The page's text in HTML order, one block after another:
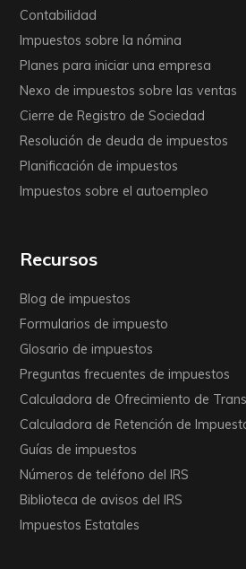
Contabilidad
Impuestos sobre la nómina
Planes para iniciar una empresa
Nexo de impuestos sobre las ventas
Cierre de Registro de Sociedad
Resolución de deuda de impuestos
Planificación de impuestos
Impuestos sobre el autoempleo
Recursos
Blog de impuestos
Formularios de impuesto
Glosario de impuestos
Preguntas frecuentes de impuestos
Calculadora de Ofrecimiento de
Calculadora de Retención de
Guías de impuestos
Números de teléfono del IRS
Biblioteca de avisos del IRS
Impuestos Estatales